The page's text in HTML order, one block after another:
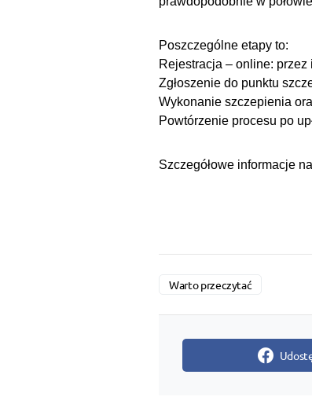
Poszczególne etapy to:
Rejestracja – online:
Zgłoszenie do punktu
Wykonanie szczepienia
Powtórzenie procesu po
Szczegółowe informacje
Warto przeczytać